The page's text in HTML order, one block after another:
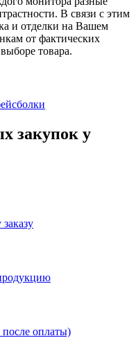
В связи с этим
и отделки на Вашем
от фактических
товара.
закупок у
после оплаты)